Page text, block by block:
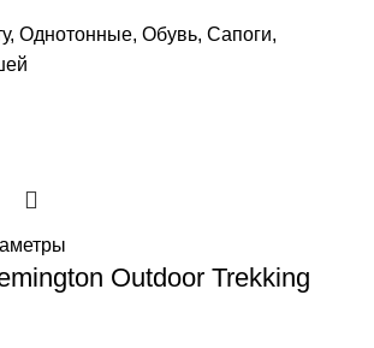
, Однотонные, Обувь, Сапоги,
Outdoor Trekking